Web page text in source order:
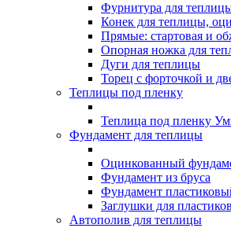
Фурнитура для
Конек для теплицы,
Прямые: стартовая и
Опорная ножка для
Дуги для теплицы
Торец с форточкой и
Теплицы под пленку
Теплица под пленку
Фундамент для теплицы
Оцинкованный
Фундамент из бруса
Фундамент
Заглушки для
Автополив для теплицы